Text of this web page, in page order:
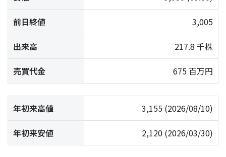
前日終値 3,005
出来高 217.8 千株
売買代金 675 百万円
年初来高値 3,155 (2026/08/10)
年初来安値 2,120 (2026/03/30)